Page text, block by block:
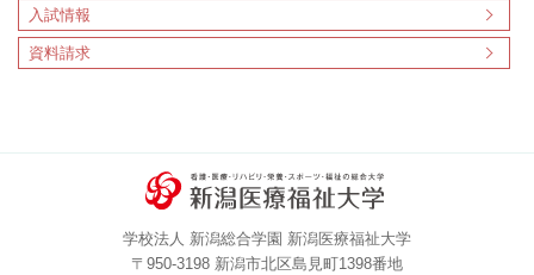
入試情報
資料請求
学校法人 新潟総合学園 新潟医療福祉大学
〒950-3198 新潟市北区島見町1398番地